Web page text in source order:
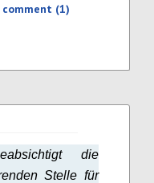
comment (1)
die
Stelle für